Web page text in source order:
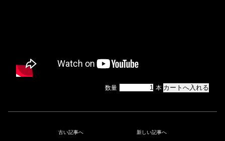
数量 本
古い記事へ 新しい記事へ